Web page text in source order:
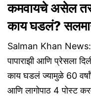
कमवायचे असेल
काय घडलं?
Salman Khan News:
पापाराझी आणि प्रेसला
काय घडलं ज्यामुळे 60
आणि लागोपाठ 4 पोस्ट